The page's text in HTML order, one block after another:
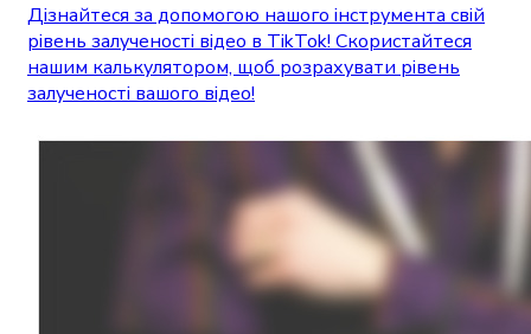
Дізнайтеся за допомогою нашого інструмента свій
рівень залученості відео в TikTok! Скористайтеся
нашим калькулятором, щоб розрахувати рівень
залученості вашого відео!